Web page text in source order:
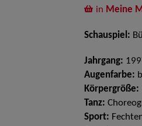
in Meine
Schauspiel:
Jahrgang:
Augenfarbe:
Körpergröße:
Tanz:
Sport: